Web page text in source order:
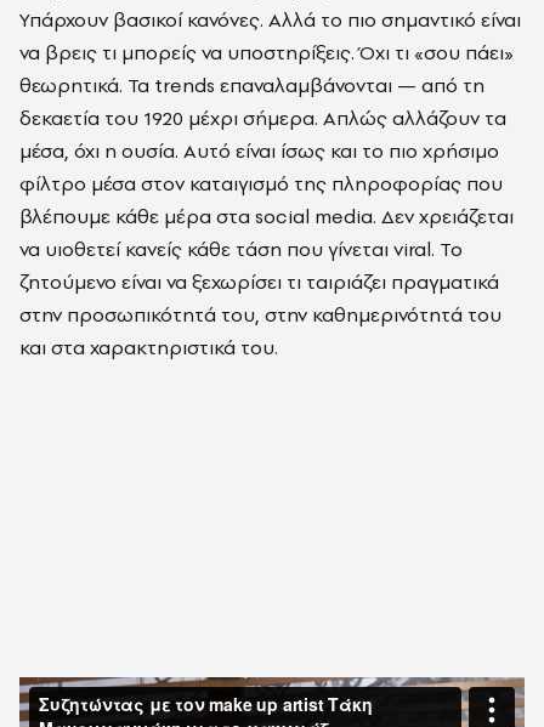
Υπάρχουν βασικοί κανόνες. Αλλά το πιο σημαντικό είναι
να βρεις τι μπορείς να υποστηρίξεις. Όχι τι «σου πάει»
θεωρητικά. Τα trends επαναλαμβάνονται — από τη
δεκαετία του 1920 μέχρι σήμερα. Απλώς αλλάζουν τα
μέσα, όχι η ουσία. Αυτό είναι ίσως και το πιο χρήσιμο
φίλτρο μέσα στον καταιγισμό της πληροφορίας που
βλέπουμε κάθε μέρα στα social media. Δεν χρειάζεται
να υιοθετεί κανείς κάθε τάση που γίνεται viral. Το
ζητούμενο είναι να ξεχωρίσει τι ταιριάζει πραγματικά
στην προσωπικότητά του, στην καθημερινότητά του
και στα χαρακτηριστικά του.